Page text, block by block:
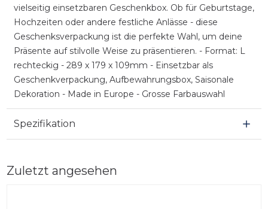
vielseitig einsetzbaren Geschenkbox. Ob für Geburtstage,
Hochzeiten oder andere festliche Anlässe - diese
Geschenksverpackung ist die perfekte Wahl, um deine
Präsente auf stilvolle Weise zu präsentieren. - Format: L
rechteckig - 289 x 179 x 109mm - Einsetzbar als
Geschenkverpackung, Aufbewahrungsbox, Saisonale
Dekoration - Made in Europe - Grosse Farbauswahl
Spezifikation
Zuletzt angesehen